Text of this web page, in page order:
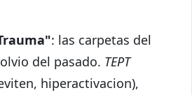
: las carpetas del
del pasado. TEPT
hiperactivacion),